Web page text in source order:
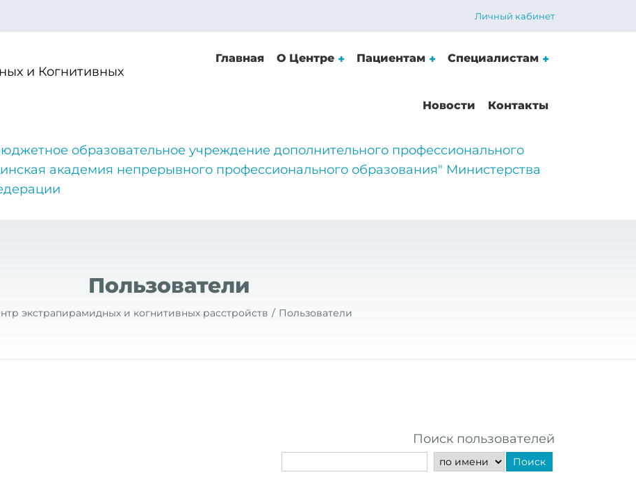
Личный кабинет
и Когнитивных
Главная О Центре Пациентам Специалистам
Новости Контакты
образовательное учреждение дополнительного профессионального
академия непрерывного профессионального образования" Министерства
Пользователи
экстрапирамидных и когнитивных расстройств Пользователи
Поиск пользователей
Поиск